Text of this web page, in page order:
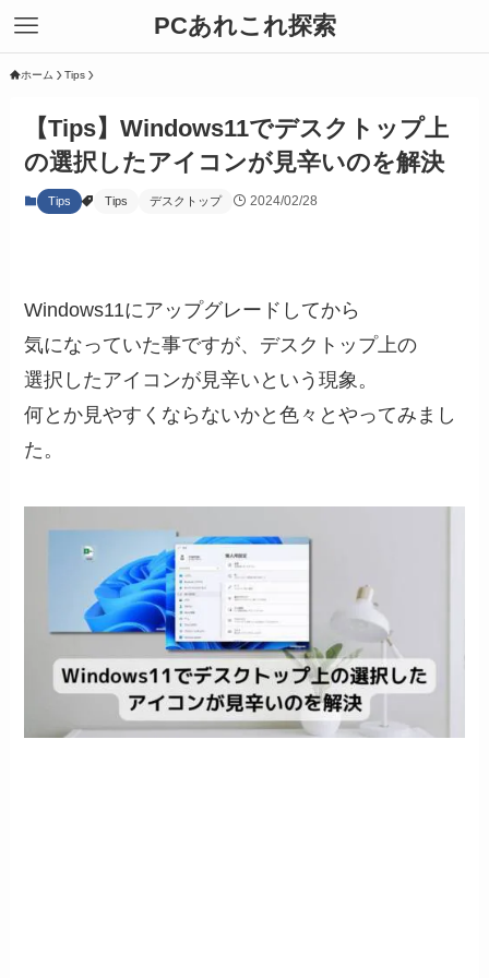
PCあれこれ探索
ホーム Tips
【Tips】Windows11でデスクトップ上
の選択したアイコンが見辛いのを解決
Tips Tips デスクトップ 2024/02/28
Windows11にアップグレードしてから
気になっていた事ですが、デスクトップ上の
選択したアイコンが見辛いという現象。
何とか見やすくならないかと色々とやってみまし
た。